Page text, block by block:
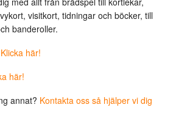
visitkort, tidningar och böcker, till
banderoller.
här!
här!
annat? Kontakta oss så hjälper vi dig